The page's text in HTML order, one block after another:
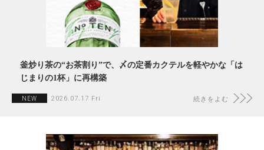
釜炒り茶の“お茶割り”で、〆の定番カクテルを軽やかな「は
じまりの1杯」に再構築
NEW 2026.07.17 Fri 続きをよむ